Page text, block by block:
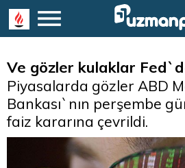
Ve gözler kulaklar
Piyasalarda gözler ABD
Bankası`nın perşembe
faiz kararına çevrildi.